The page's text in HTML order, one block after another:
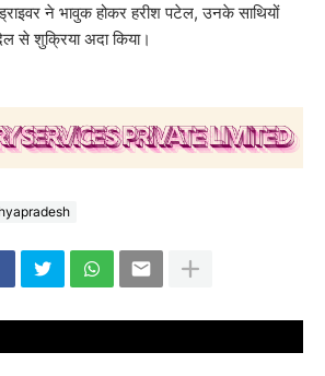
ने भावुक होकर हरीश पटेल, उनके साथियों
से शुक्रिया अदा किया।